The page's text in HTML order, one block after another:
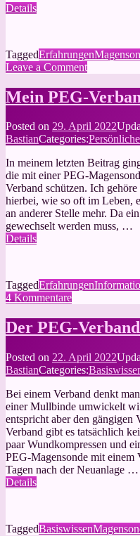
Details
TaggedErfahrungen
Leave a Commenton
über
PEG
Mein PEG-
Posted on 29. April 2022
BastianCategories:
In meinem letzten Beitrag
die mit einer PEG-
Verband schützen. Ich
hierbei, wie so oft im Leben,
an anderer Stelle mehr. Da
gewechselt werden muss, …
Details
TaggedErfahrungen
4 Kommentarezu
PEG-
Der PEG-Verband
Posted on 22. April 2022
BastianCategories:
Bei einem Verband denkt
einer Mullbinde umwickelt
entspricht aber den gängigen
Verband gibt es tatsächlich
paar Wundkompressen und
PEG-Magensonde mit einem
Tagen nach der Neuanlage …
Details
TaggedBasiswissen